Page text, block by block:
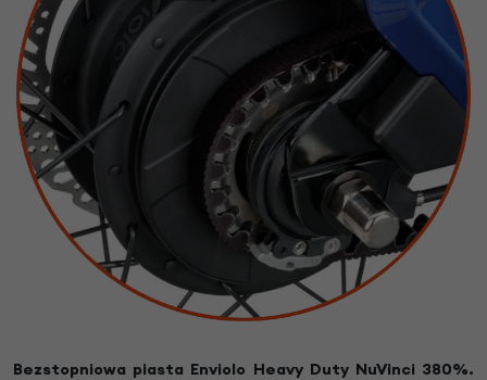
Bezstopniowa piasta Enviolo Heavy Duty NuVinci 380%.